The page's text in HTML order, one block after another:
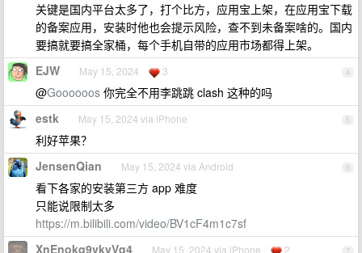
关键是国内平台太多了，打个比方，应用宝上架，在应用宝下载
的备案应用，安装时他也会提示风险，查不到未备案啥的。国内
要搞就要搞全家桶，每个手机自带的应用市场都得上架。
4
EJW May 15, 2024 3
@Goooooos 你完全不用李跳跳 clash 这种的吗
5
estk May 15, 2024 via iPhone
利好苹果？
6
JensenQian May 15, 2024 via Android
看下各家的安装第三方 app 难度
只能说限制太多
https://m.bilibili.com/video/BV1cF4m1c7sf
XnEnokq9vkvVq4 May 15, 2024 via iPhone 2